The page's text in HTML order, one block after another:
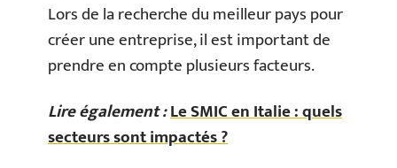
Lors de la recherche du meilleur pays pour
créer une entreprise, il est important de
prendre en compte plusieurs facteurs.
Lire également :Le SMIC en Italie : quels
secteurs sont impactés ?